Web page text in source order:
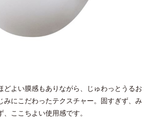
どよい膜感もありながら、じゅわっとうるお
みにこだわったテクスチャー。固すぎず、み
ここちよい使用感です。